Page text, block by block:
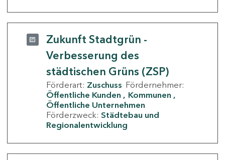
Zukunft Stadtgrün -
Verbesserung des
städtischen Grüns (ZSP)
Förderart: Zuschuss Fördernehmer:
Öffentliche Kunden
Kommunen
Öffentliche Unternehmen
Förderzweck: Städtebau und
Regionalentwicklung